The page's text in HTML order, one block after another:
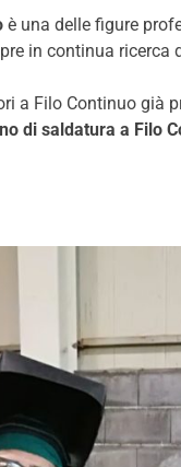
è una delle figure
in continua ricerca
a Filo Continuo già
di saldatura a Filo